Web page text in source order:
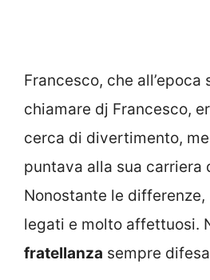
Francesco, che all’epoca
chiamare dj Francesco,
cerca di divertimento,
puntava alla sua carriera
Nonostante le
legati e molto affettuosi.
fratellanza sempre